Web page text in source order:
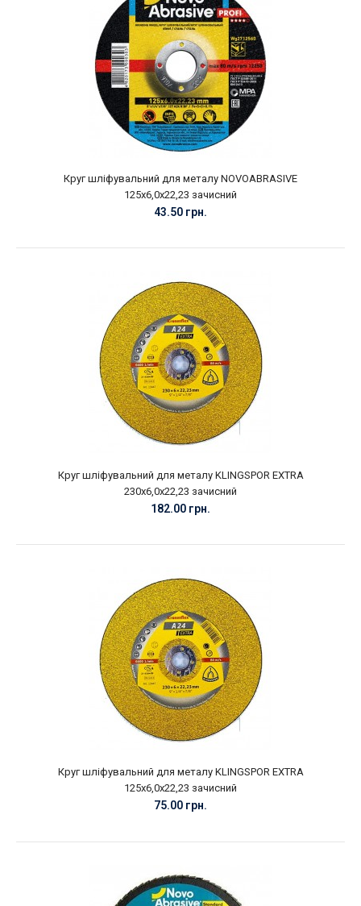
Круг шліфувальний для металу NOVOABRASIVE
125х6,0х22,23 зачисний
43.50 грн.
Круг шліфувальний для металу KLINGSPOR EXTRA
230х6,0х22,23 зачисний
182.00 грн.
Круг шліфувальний для металу KLINGSPOR EXTRA
125х6,0х22,23 зачисний
75.00 грн.